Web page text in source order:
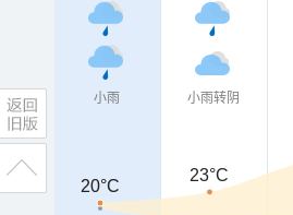
小雨 小雨转阴
20°C
20°C
23°C